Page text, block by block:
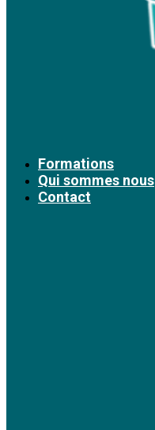
Formations
Qui sommes nous
Contact